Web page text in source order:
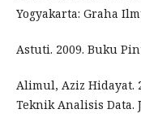
Yogyakarta: Graha
Astuti. 2009. Buku
Alimul, Aziz Hidayat.
Teknik Analisis Data.